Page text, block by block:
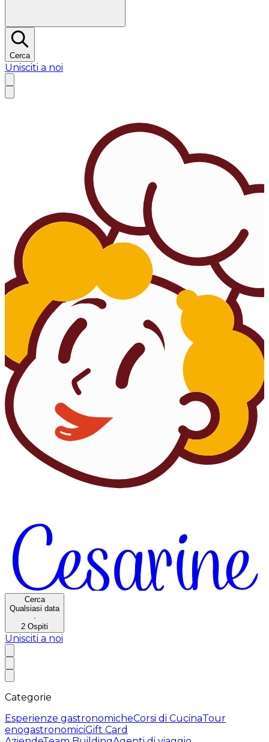
Cerca
Unisciti a noi
Cerca
Qualsiasi data
·
2 Ospiti
Unisciti a noi
Categorie
Esperienze gastronomicheCorsi di CucinaTour
enogastronomiciGift Card